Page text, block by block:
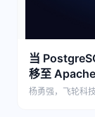
当
移至
杨勇强，飞轮科